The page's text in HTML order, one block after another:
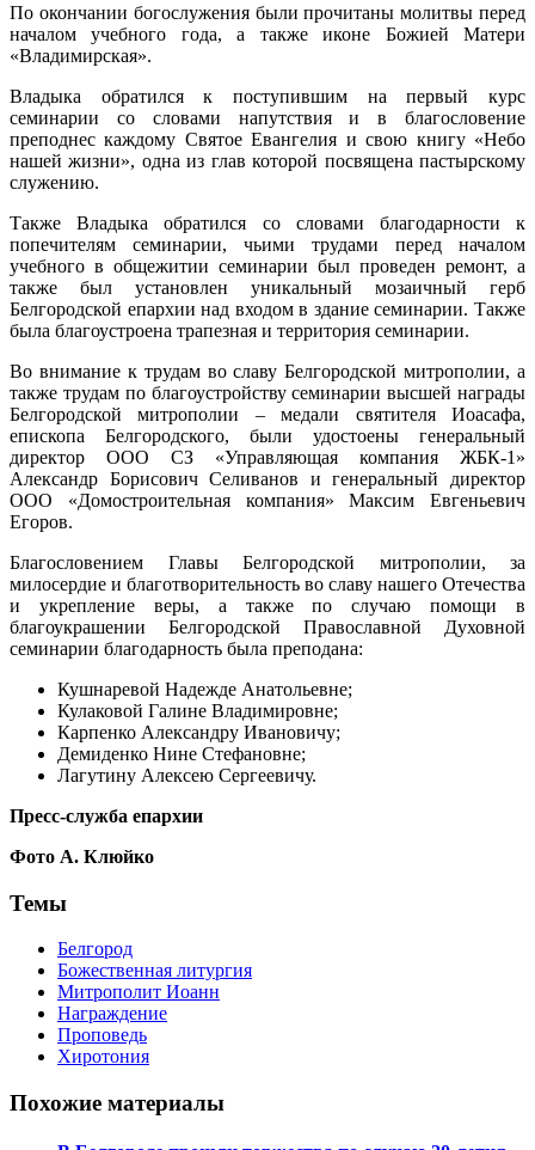
По окончании богослужения были прочитаны молитвы перед
началом учебного года, а также иконе Божией Матери
«Владимирская».
Владыка обратился к поступившим на первый курс
семинарии со словами напутствия и в благословение
преподнес каждому Святое Евангелия и свою книгу «Небо
нашей жизни», одна из глав которой посвящена пастырскому
служению.
Также Владыка обратился со словами благодарности к
попечителям семинарии, чьими трудами перед началом
учебного в общежитии семинарии был проведен ремонт, а
также был установлен уникальный мозаичный герб
Белгородской епархии над входом в здание семинарии. Также
была благоустроена трапезная и территория семинарии.
Во внимание к трудам во славу Белгородской митрополии, а
также трудам по благоустройству семинарии высшей награды
Белгородской митрополии – медали святителя Иоасафа,
епископа Белгородского, были удостоены генеральный
директор ООО СЗ «Управляющая компания ЖБК-1»
Александр Борисович Селиванов и генеральный директор
ООО «Домостроительная компания» Максим Евгеньевич
Егоров.
Благословением Главы Белгородской митрополии, за
милосердие и благотворительность во славу нашего Отечества
и укрепление веры, а также по случаю помощи в
благоукрашении Белгородской Православной Духовной
семинарии благодарность была преподана:
Кушнаревой Надежде Анатольевне;
Кулаковой Галине Владимировне;
Карпенко Александру Ивановичу;
Демиденко Нине Стефановне;
Лагутину Алексею Сергеевичу.
Пресс-служба епархии
Фото А. Клюйко
Темы
Белгород
Божественная литургия
Митрополит Иоанн
Награждение
Проповедь
Хиротония
Похожие материалы